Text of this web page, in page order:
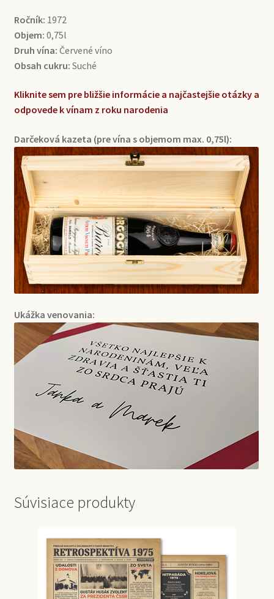
Ročník: 1972
Objem: 0,75l
Druh vína: Červené víno
Obsah cukru: Suché
Kliknite sem pre bližšie informácie a najčastejšie otázky a
odpovede k vínam z roku narodenia
Darčeková kazeta (pre vína s objemom max. 0,75l):
Ukážka venovania:
Súvisiace produkty